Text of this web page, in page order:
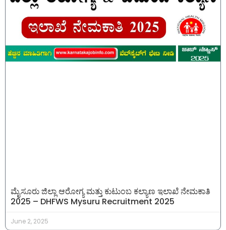
ಮೈಸೂರು ಜಿಲ್ಲಾ ಆರೋಗ್ಯ ಮತ್ತು ಕುಟುಂಬ ಕಲ್ಯಾಣ ಇಲಾಖೆ ನೇಮಕಾತಿ
2025 – DHFWS Mysuru Recruitment 2025
June 2, 2025